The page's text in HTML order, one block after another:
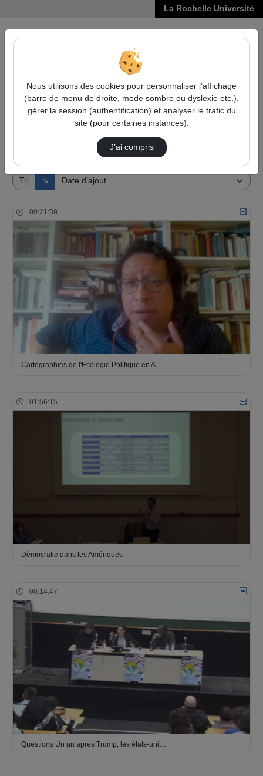
La Rochelle Université
VIDÉOS
Accueil Vidéos
20 vidéos trouvées
Tri ↘
Direction de tri
00:21:59
Cartographies de l'Ecologie Politique en A…
01:56:15
Démocratie dans les Amériques
00:14:47
Questions Un an après Trump, les états-uni…
Nous utilisons des cookies pour personnaliser l’affichage
(barre de menu de droite, mode sombre ou dyslexie etc.),
gérer la session (authentification) et analyser le trafic du
site (pour certaines instances).
J’ai compris